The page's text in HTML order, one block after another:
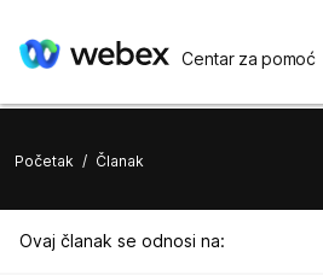
Centar za pomoć
Početak / Članak
Ovaj članak se odnosi na: